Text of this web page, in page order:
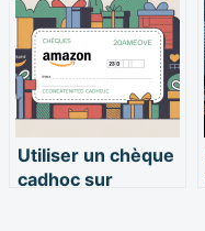
Utiliser un chèque
cadhoc sur